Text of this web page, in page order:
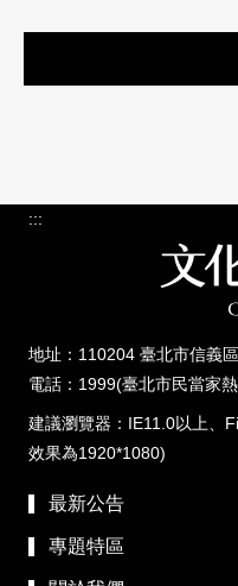
:::
地址：110204 臺北市信義
電話：1999(臺北市民當家
建議瀏覽器：IE11.0以上、
效果為1920*1080)
最新公告
專題特區